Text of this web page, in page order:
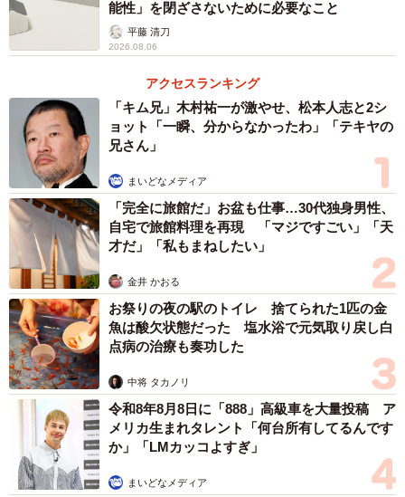
ちはそういった羽虫の死骸を回収しに来ているようだ」
侵入経路は窓の隙間と判明。次に、アリの種類を調べるべ
「アリの特徴（自分視点）。体長は3mm程度で、体色は黒
く腹部に艶がある。脚のふ節が淡褐色。見かける時は大抵
列を成して歩いているか、虫の死骸に群がっている。アリ
の図鑑が手元にないので、インターネットリソース（日本
産アリ類画像データベース）からこの種を検索を行った」
そんなデータベースあるんかい！と突っ込みたくなります
が……。まずアリの種類を特定するために「腹柄の節の
数」を観察せねばならないらしい。
「今回のアリの腹柄（画像1枚目）を観察すると、腹柄が一
節であることがわかる。（参考に、腹柄が二節になってい
るアリの写真を横に並べます）」
能性」を閉ざさないために必要なこと
平藤 清刀
2026.08.06
アクセスランキング
「キム兄」木村祐一が激やせ、松本人志と2シ
ョット「一瞬、分からなかったわ」「テキヤの
兄さん」
まいどなメディア
「完全に旅館だ」お盆も仕事…30代独身男性、
自宅で旅館料理を再現 「マジですごい」「天
才だ」「私もまねしたい」
金井 かおる
お祭りの夜の駅のトイレ 捨てられた1匹の金
魚は酸欠状態だった 塩水浴で元気取り戻し白
点病の治療も奏功した
中将 タカノリ
令和8年8月8日に「888」高級車を大量投稿 ア
メリカ生まれタレント「何台所有してるんです
か」「LMカッコよすぎ」
まいどなメディア